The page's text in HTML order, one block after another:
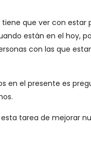
que ver con estar
están en el hoy,
con las que
en el presente es
tarea de mejorar